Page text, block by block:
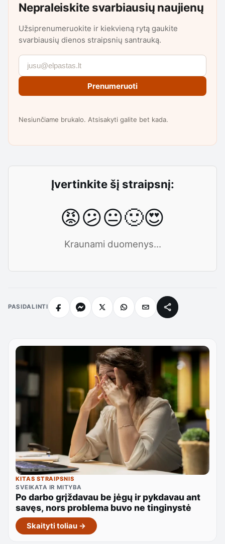
Nepraleiskite svarbiausių naujienų
Užsiprenumeruokite ir kiekvieną rytą gaukite
svarbiausių dienos straipsnių santrauką.
Prenumeruoti
Nesiunčiame brukalo. Atsisakyti galite bet kada.
Įvertinkite šį straipsnį:
😡😕😐🙂😍
Kraunami duomenys...
PASIDALINTI
KITAS STRAIPSNIS
SVEIKATA IR MITYBA
Po darbo grįždavau be jėgų ir pykdavau ant
savęs, nors problema buvo ne tinginystė
Skaityti toliau →